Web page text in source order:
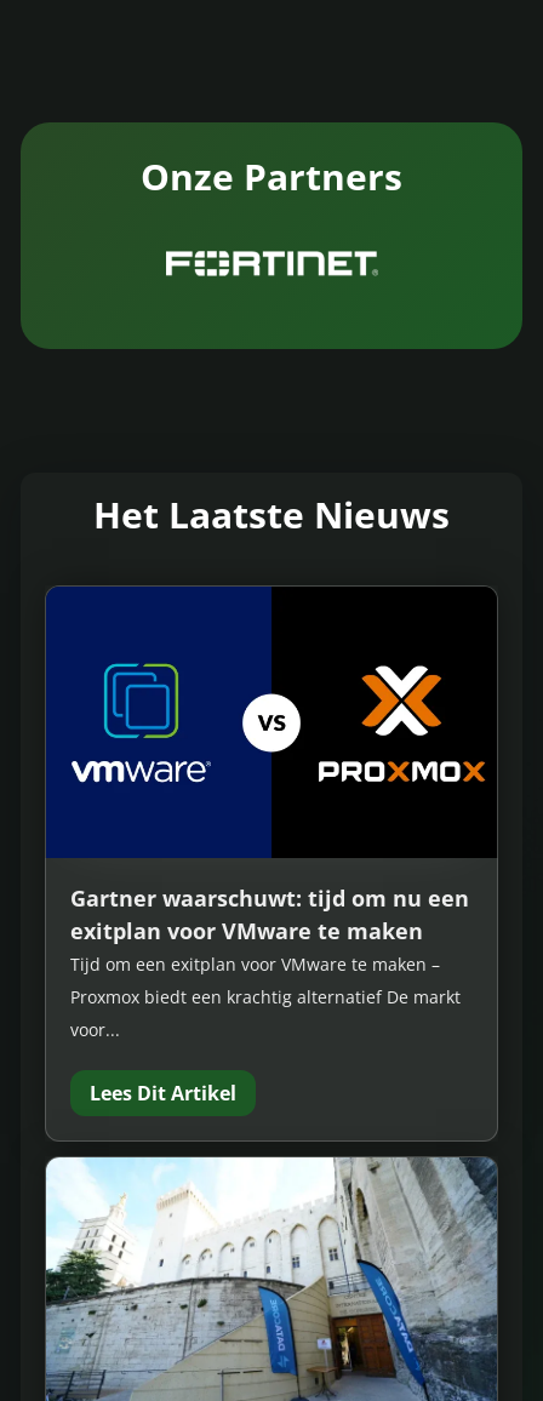
Onze Partners
Het Laatste Nieuws
Gartner waarschuwt: tijd om nu een
exitplan voor VMware te maken
Tijd om een exitplan voor VMware te maken –
Proxmox biedt een krachtig alternatief De markt
voor...
Lees Dit Artikel